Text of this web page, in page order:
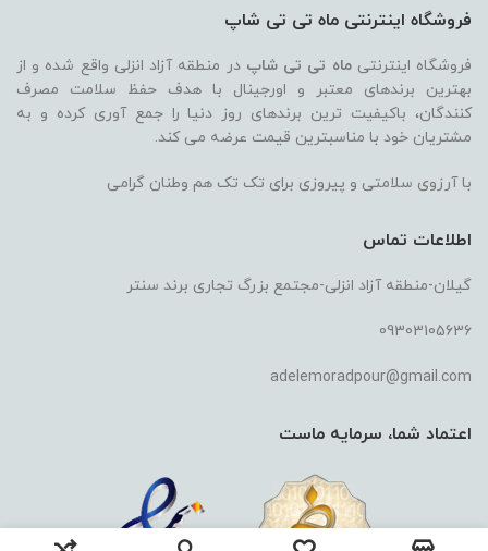
فروشگاه اینترنتی ماه تی تی شاپ
فروشگاه اینترنتیماه تی تی شاپ در منطقه آزاد انزلی واقع شده و از
بهترین برندهای معتبر و اورجینال با هدف حفظ سلامت مصرف
کنندگان، باکیفیت ترین برندهای روز دنیا را جمع آوری کرده و به
مشتریان خود با مناسبترین قیمت عرضه می کند.
با آرزوی سلامتی و پیروزی برای تک تک هم وطنان گرامی
اطلاعات تماس
گیلان-منطقه آزاد انزلی-مجتمع بزرگ تجاری برند سنتر
09303105636
adelemoradpour@gmail.com
اعتماد شما، سرمایه ماست